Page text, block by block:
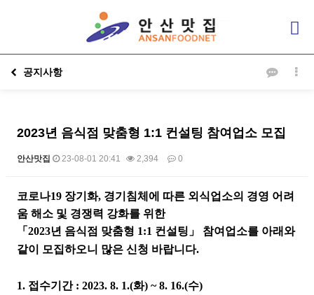
공지사항
2023년 음식점 맞춤형 1:1 컨설팅 참여업소 모집
안산맛집 23-08-01 20:41 2,394 0
본문
​코로나19 장기화, 경기침체에 따른 외식업소의 경영 어려
움 해소 및 경쟁력 강화를 위한
「2023년 음식점 맞춤형 1:1 컨설팅」 참여업소를 아래와
같이 모집하오니 많은 신청 바랍니다.
1. 접수기간 : 2023. 8. 1.(화) ~ 8. 16.(수)